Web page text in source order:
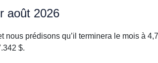
août 2026
nous prédisons qu’il terminera le mois à
$.